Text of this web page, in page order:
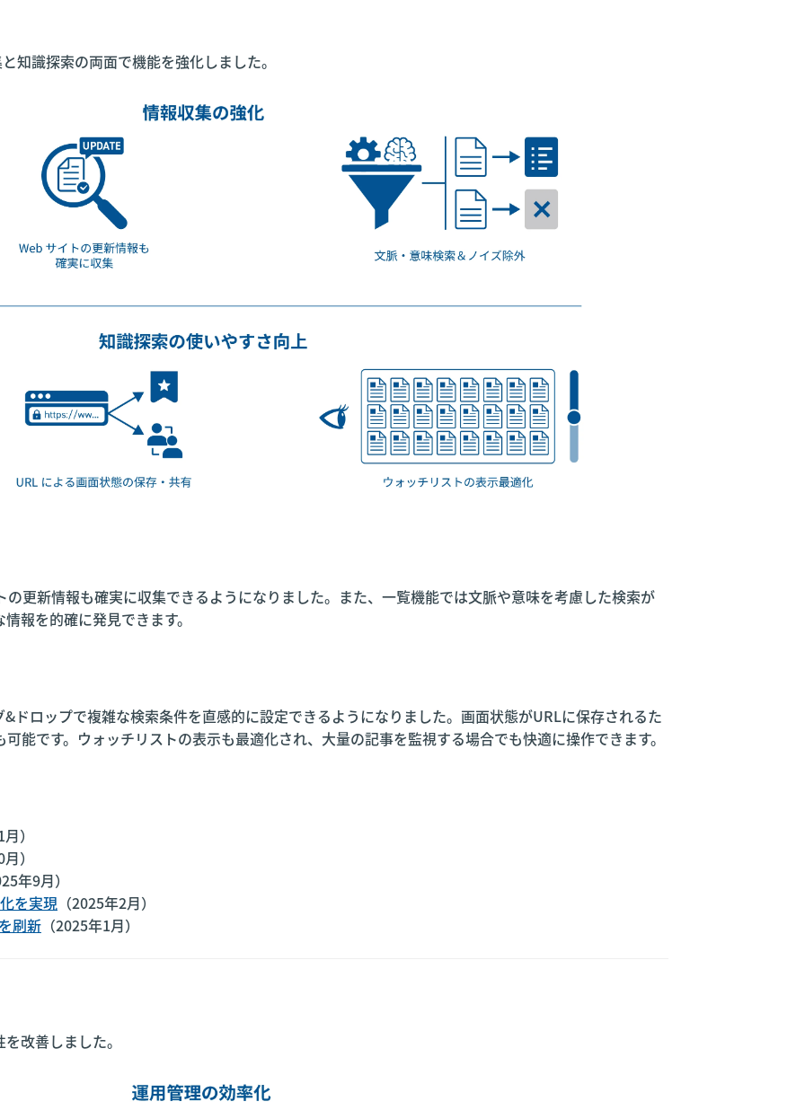
知識探索の両面で機能を強化しました。
更新情報も確実に収集できるようになりました。また、一覧機能では文脈や意味を考慮した検索が
報を的確に発見できます。
ドロップで複雑な検索条件を直感的に設定できるようになりました。画面状態がURLに保存されるた
能です。ウォッチリストの表示も最適化され、大量の記事を監視する場合でも快適に操作できます。
）
）
年9月）
を実現 （2025年2月）
刷新 （2025年1月）
改善しました。